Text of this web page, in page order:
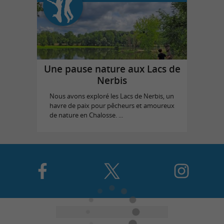
Une pause nature aux Lacs de
Nerbis
Nous avons exploré les Lacs de Nerbis, un
havre de paix pour pêcheurs et amoureux
de nature en Chalosse. ...